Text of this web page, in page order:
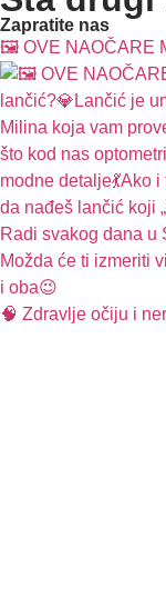
Zapratite nas
🖼️ OVE NAOČARE
🧠 Zdravlje očiju i